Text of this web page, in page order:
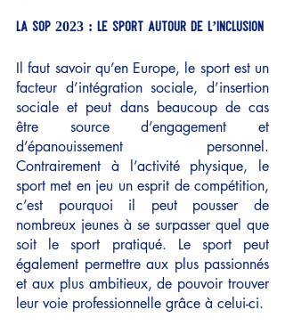
La SOP 2023 : le sport autour de l’inclusion
Il faut savoir qu’en Europe, le sport est un
facteur d’intégration sociale, d’insertion
sociale et peut dans beaucoup de cas
être source d’engagement et
d’épanouissement personnel.
Contrairement à l’activité physique, le
sport met en jeu un esprit de compétition,
c’est pourquoi il peut pousser de
nombreux jeunes à se surpasser quel que
soit le sport pratiqué. Le sport peut
également permettre aux plus passionnés
et aux plus ambitieux, de pouvoir trouver
leur voie professionnelle grâce à celui-ci.